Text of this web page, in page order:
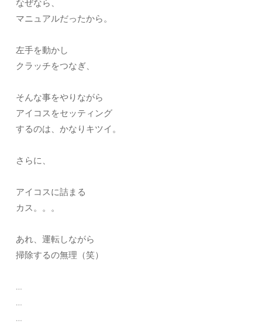
なぜなら、
マニュアルだったから。
左手を動かし
クラッチをつなぎ、
そんな事をやりながら
アイコスをセッティング
するのは、かなりキツイ。
さらに、
アイコスに詰まる
カス。。。
あれ、運転しながら
掃除するの無理（笑）
…
…
…